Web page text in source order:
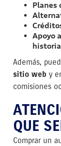
Planes
Apoyo
Además,
sitio web y
comisiones
QUE
Comprar un